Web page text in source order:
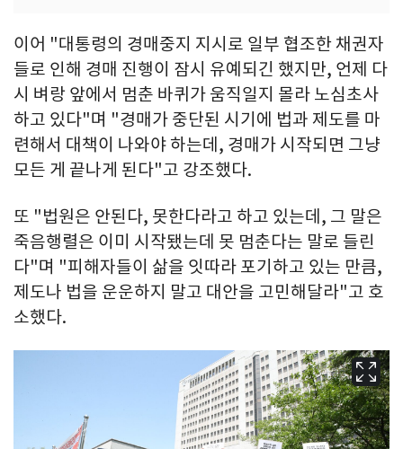
이어 "대통령의 경매중지 지시로 일부 협조한 채권자
들로 인해 경매 진행이 잠시 유예되긴 했지만, 언제 다
시 벼랑 앞에서 멈춘 바퀴가 움직일지 몰라 노심초사
하고 있다"며 "경매가 중단된 시기에 법과 제도를 마
련해서 대책이 나와야 하는데, 경매가 시작되면 그냥
모든 게 끝나게 된다"고 강조했다.
또 "법원은 안된다, 못한다라고 하고 있는데, 그 말은
죽음행렬은 이미 시작됐는데 못 멈춘다는 말로 들린
다"며 "피해자들이 삶을 잇따라 포기하고 있는 만큼,
제도나 법을 운운하지 말고 대안을 고민해달라"고 호
소했다.